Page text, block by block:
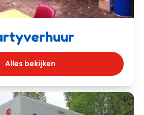
Alles bekijken